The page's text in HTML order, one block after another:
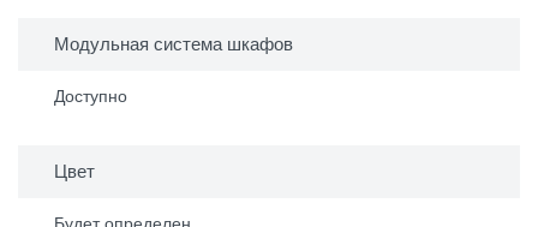
Модульная система шкафов
Доступно
Цвет
Будет определен